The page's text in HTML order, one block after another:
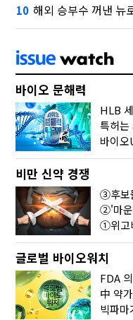
10 해외 승부수 꺼낸 뉴
바이오 문해력
HLB
특허
바이오
비만 신약 경쟁
③후보
②'마운
①위고
글로벌 바이오워치
FDA
中 약
빅파마